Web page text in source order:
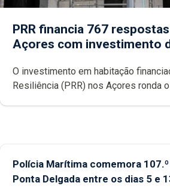
PRR financia 767
Açores com investimento
O investimento em habitação
Resiliência (PRR) nos Açores ronda
Polícia Marítima comemora
Ponta Delgada entre os dias 5 e